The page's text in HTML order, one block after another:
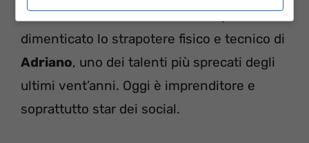
indimenticabili, nessun interista può aver
dimenticato lo strapotere fisico e tecnico di
Adriano, uno dei talenti più sprecati degli
ultimi vent’anni. Oggi è imprenditore e
soprattutto star dei social.